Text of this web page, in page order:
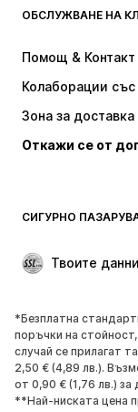
ADIDAS SPORTSWEAR
Baker by Ted Baker
ОБСЛУЖВАНЕ НА
Помощ & Контакт
Колаборации
Зона за доставка
Откажи се от
СИГУРНО
Твоите
*Безплатна
поръчки на
случай се прилагат
2,50 € (4,89 лв.).
от 0,90 € (1,76 лв.)
**Най-ниската цена